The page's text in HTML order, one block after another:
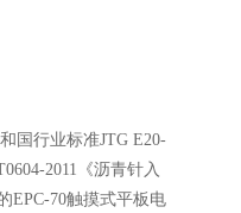
国行业标准JTG E20-
2011《沥青针入
EPC-70触摸式平板电